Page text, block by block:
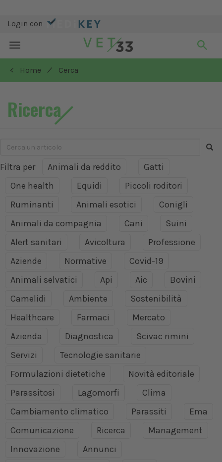
Login con
Toggle
navigation
< Home
/ Cerca
Ricerca
Filtra per Animali da reddito
Gatti
One health
Equidi
Piccoli roditori
Ruminanti
Animali esotici
Conigli
Animali da compagnia
Cani
Suini
Alert sanitari
Avicoltura
Professione
Aziende
Normative
Covid-19
Animali selvatici
Api Aic
Bovini
Camelidi
Ambiente
Sostenibilità
Healthcare
Farmaci
Mercato
Azienda
Diagnostica
Scivac rimini
Servizi
Tecnologie sanitarie
Formulazioni dietetiche
Novità editoriale
Parassitosi
Lagomorfi
Clima
Cambiamento climatico
Parassiti
Ema
Comunicazione
Ricerca
Management
Innovazione
Annunci